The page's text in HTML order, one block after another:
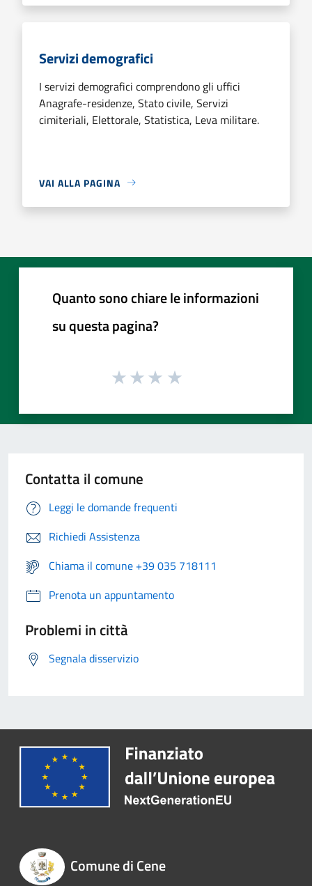
Servizi demografici
I servizi demografici comprendono gli uffici
Anagrafe-residenze, Stato civile, Servizi
cimiteriali, Elettorale, Statistica, Leva militare.
VAI ALLA PAGINA
Quanto sono chiare le informazioni
su questa pagina?
Contatta il comune
Leggi le domande frequenti
Richiedi Assistenza
Chiama il comune +39 035 718111
Prenota un appuntamento
Problemi in città
Segnala disservizio
Comune di Cene